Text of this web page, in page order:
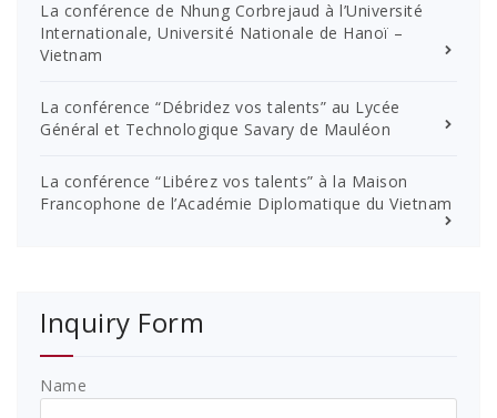
La conférence de Nhung Corbrejaud à l’Université
Internationale, Université Nationale de Hanoï –
Vietnam
La conférence “Débridez vos talents” au Lycée
Général et Technologique Savary de Mauléon
La conférence “Libérez vos talents” à la Maison
Francophone de l’Académie Diplomatique du Vietnam
Inquiry Form
Name